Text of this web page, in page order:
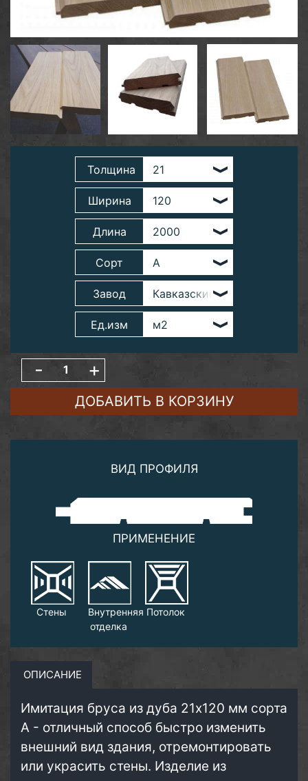
Толщина
Ширина
Длина
Сорт
Завод
Ед.изм
- +
ДОБАВИТЬ В КОРЗИНУ
ВИД ПРОФИЛЯ
ПРИМЕНЕНИЕ
Стены
Внутренняя
отделка
Потолок
ОПИСАНИЕ
Имитация бруса из дуба 21х120 мм сорта
А - отличный способ быстро изменить
внешний вид здания, отремонтировать
или украсить стены. Изделие из